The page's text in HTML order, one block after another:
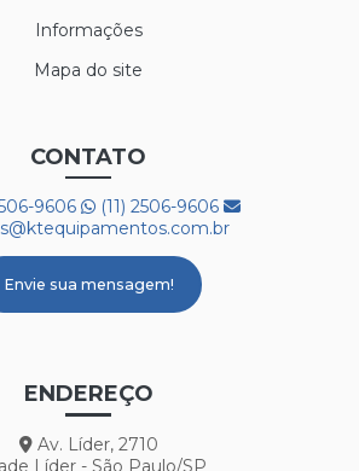
Informações
Mapa do site
CONTATO
9606
(11) 2506-9606
Envie sua mensagem!
ENDEREÇO
Av. Líder, 2710
Líder - São Paulo/SP